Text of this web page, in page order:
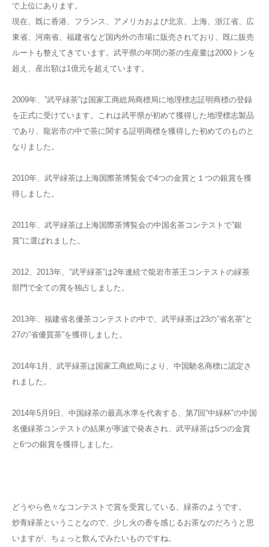
で上位にあります。
現在、既に香港、フランス、アメリカおよび北京、上海、浙江省、広
東省、河南省、福建省など国内外の市場に販売されており、既に販売
ルートも整えてきています。武平県の年間の茶の生産量は2000トンを
超え、産出額は1億元を超えています。
2009年、”武平緑茶”は国家工商総局商標局に地理標志証明商標の登録
を正式に受けています。これは武平県が初めて獲得した地理標志製品
であり、龍岩市の中で茶に関する証明商標を獲得した初めてのものと
なりました。
2010年、武平緑茶は上海国際茶博覧会で4つの金賞と１つの銀賞を獲
得しました。
2011年、武平緑茶は上海国際茶博覧会の中国名茶コンテストで”銀
賞”に選ばれました。
2012、2013年、”武平緑茶”は2年連続で龍岩市茶王コンテストの緑茶
部門で全ての賞を独占しました。
2013年、福建省名優茶コンテストの中で、武平緑茶は23の”省名茶”と
27の”省優質茶”を獲得しました。
2014年1月、武平緑茶は国家工商総局により、中国馳名商標に認定さ
れました。
2014年5月9日、中国緑茶の最高水準を代表する、第7回”中緑杯”の中国
名優緑茶コンテストの結果が寧波で発表され、武平緑茶は5つの金賞
と6つの銀賞を獲得しました。
どうやら色々なコンテストで賞を受賞している、緑茶のようです。
炒青緑茶ということなので、少し火の香を感じるお茶なのだろうと思
いますが、ちょっと飲んでみたいものですね。